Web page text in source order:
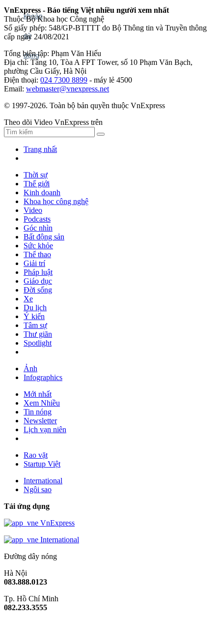
VnExpress - Báo tiếng Việt nhiều người xem nhất
Thuộc Bộ Khoa học Công nghệ
Số giấy phép: 548/GP-BTTTT do Bộ Thông tin và Truyền thông
cấp ngày 24/08/2021
Tổng biên tập: Phạm Văn Hiếu
Địa chỉ: Tầng 10, Tòa A FPT Tower, số 10 Phạm Văn Bạch,
phường Cầu Giấy, Hà Nội
Điện thoại: 024 7300 8899 - máy lẻ 4500
Email: webmaster@vnexpress.net
© 1997-2026. Toàn bộ bản quyền thuộc VnExpress
Theo dõi Video VnExpress trên
Trang nhất
Thời sự
Thế giới
Kinh doanh
Khoa học công nghệ
Video
Podcasts
Góc nhìn
Bất động sản
Sức khỏe
Thể thao
Giải trí
Pháp luật
Giáo dục
Đời sống
Xe
Du lịch
Ý kiến
Tâm sự
Thư giãn
Spotlight
Ảnh
Infographics
Mới nhất
Xem Nhiều
Tin nóng
Newsletter
Lịch vạn niên
Rao vặt
Startup Việt
International
Ngôi sao
Tải ứng dụng
VnExpress
International
Đường dây nóng
Hà Nội
083.888.0123
Tp. Hồ Chí Minh
082.233.3555